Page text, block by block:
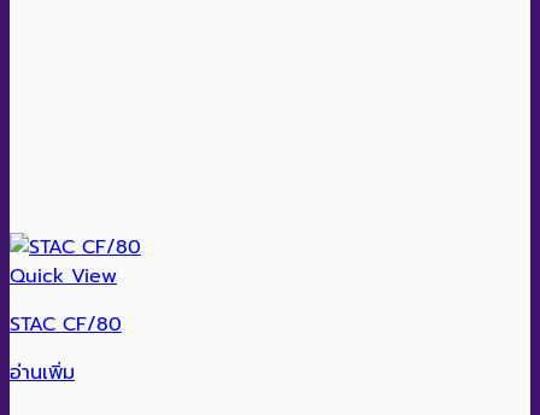
Quick View
STAC CF/80
อ่านเพิ่ม